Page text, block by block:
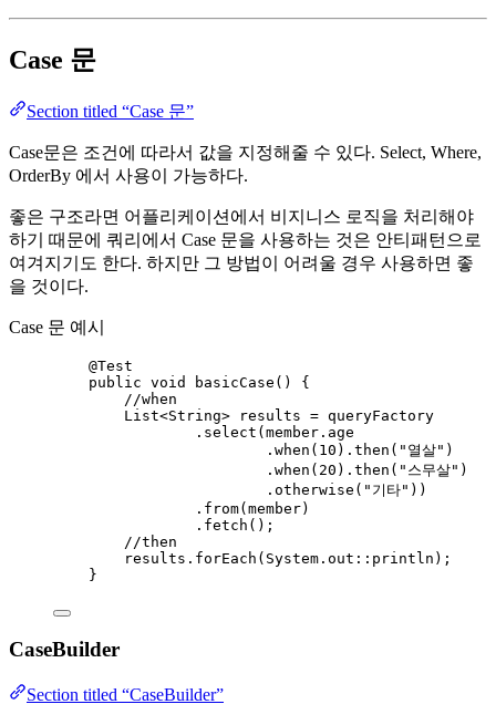
Case 문
Section titled “Case 문”
Case문은 조건에 따라서 값을 지정해줄 수 있다. Select, Where,
OrderBy 에서 사용이 가능하다.
좋은 구조라면 어플리케이션에서 비지니스 로직을 처리해야
하기 때문에 쿼리에서 Case 문을 사용하는 것은 안티패턴으로
여겨지기도 한다. 하지만 그 방법이 어려울 경우 사용하면 좋
을 것이다.
Case 문 예시
@Test
public void basicCase ()
{
//when
List<String> results = queryFactory
. select (member . age
. when ( 10 ) . then ( " 열살" )
. when ( 20 ) . then ( " 스무살" )
. otherwise ( " 기타" ))
. from(member)
. fetch () ;
//then
results . forEach ( System . out :: println ) ;
}
CaseBuilder
Section titled “CaseBuilder”